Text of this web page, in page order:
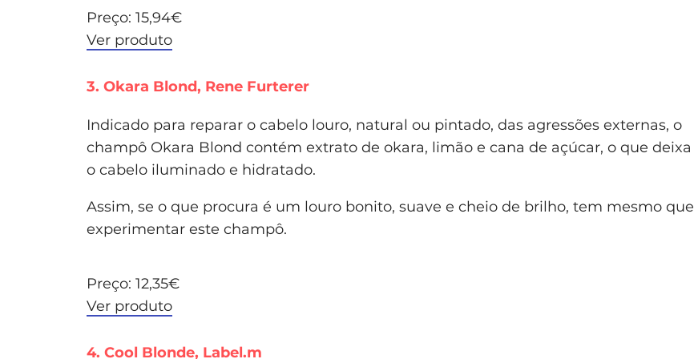
Preço: 15,94€
Ver produto
3. Okara Blond, Rene Furterer
Indicado para reparar o cabelo louro, natural ou pintado, das agressões externas, o
champô Okara Blond contém extrato de okara, limão e cana de açúcar, o que deixa
o cabelo iluminado e hidratado.
Assim, se o que procura é um louro bonito, suave e cheio de brilho, tem mesmo que
experimentar este champô.
Preço: 12,35€
Ver produto
4. Cool Blonde, Label.m